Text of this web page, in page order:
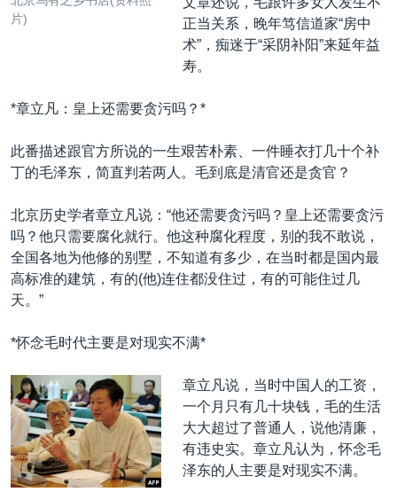
片)
正当关系，晚年笃信道家“房中
术”，痴迷于“采阴补阳”来延年益
寿。
*章立凡：皇上还需要贪污吗？*
此番描述跟官方所说的一生艰苦朴素、一件睡衣打几十个补
丁的毛泽东，简直判若两人。毛到底是清官还是贪官？
北京历史学者章立凡说：“他还需要贪污吗？皇上还需要贪污
吗？他只需要腐化就行。他这种腐化程度，别的我不敢说，
全国各地为他修的别墅，不知道有多少，在当时都是国内最
高标准的建筑，有的(他)连住都没住过，有的可能住过几
天。”
*怀念毛时代主要是对现实不满*
章立凡说，当时中国人的工资，
一个月只有几十块钱，毛的生活
大大超过了普通人，说他清廉，
有违史实。章立凡认为，怀念毛
泽东的人主要是对现实不满。